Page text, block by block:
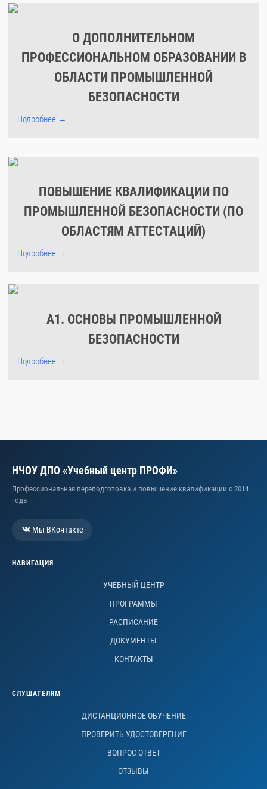
О ДОПОЛНИТЕЛЬНОМ
ПРОФЕССИОНАЛЬНОМ ОБРАЗОВАНИИ В
ОБЛАСТИ ПРОМЫШЛЕННОЙ
БЕЗОПАСНОСТИ
Подробнее →
ПОВЫШЕНИЕ КВАЛИФИКАЦИИ ПО
ПРОМЫШЛЕННОЙ БЕЗОПАСНОСТИ (ПО
ОБЛАСТЯМ АТТЕСТАЦИЙ)
Подробнее →
А1. ОСНОВЫ ПРОМЫШЛЕННОЙ
БЕЗОПАСНОСТИ
Подробнее →
НЧОУ ДПО «Учебный центр ПРОФИ»
Профессиональная переподготовка и повышение квалификации с 2014
года
Мы ВКонтакте
НАВИГАЦИЯ
УЧЕБНЫЙ ЦЕНТР
ПРОГРАММЫ
РАСПИСАНИЕ
ДОКУМЕНТЫ
КОНТАКТЫ
СЛУШАТЕЛЯМ
ДИСТАНЦИОННОЕ ОБУЧЕНИЕ
ПРОВЕРИТЬ УДОСТОВЕРЕНИЕ
ВОПРОС-ОТВЕТ
ОТЗЫВЫ